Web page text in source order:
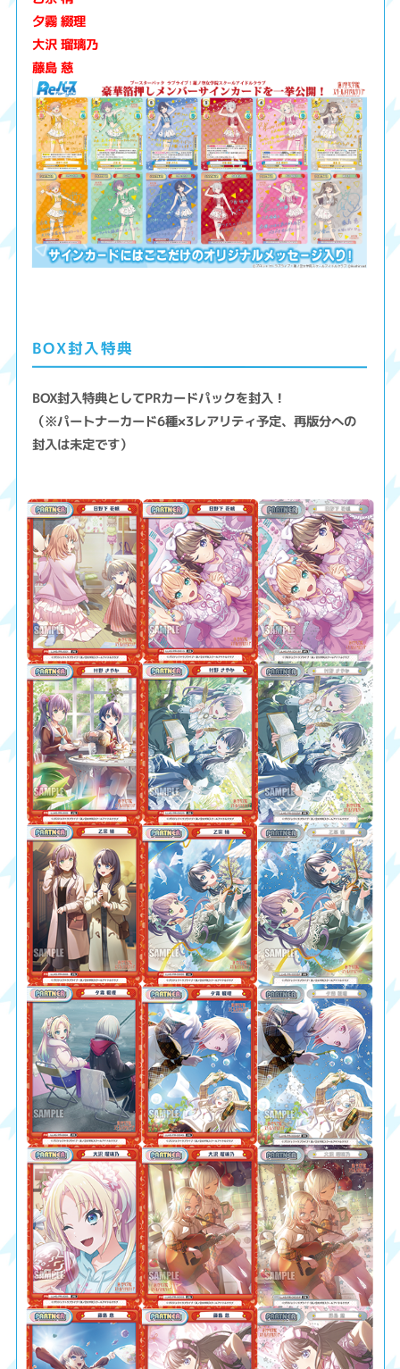
夕霧 綴理
大沢 瑠璃乃
藤島 慈
BOX封入特典
BOX封入特典としてPRカードパックを封入！
（※パートナーカード6種×3レアリティ予定、再版分への
封入は未定です）